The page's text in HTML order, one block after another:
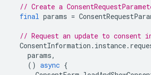
// Create a
final params =
// Request an update to consent
ConsentInformation . instance.
params,
() async {